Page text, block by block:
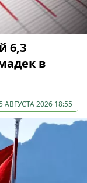
6,3
в
АВГУСТА 2026 18:55